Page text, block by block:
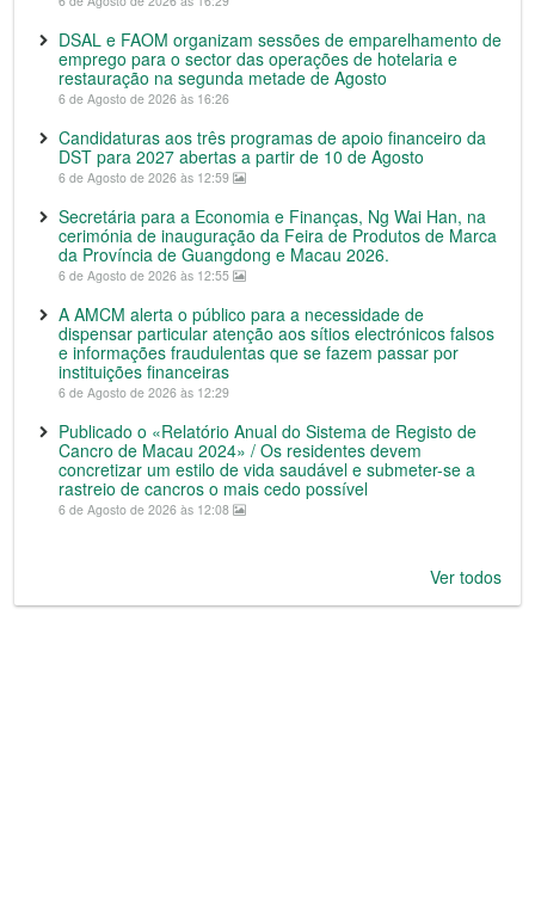
DSAL e FAOM organizam sessões de emparelhamento de
emprego para o sector das operações de hotelaria e
restauração na segunda metade de Agosto
6 de Agosto de 2026 às 16:26
Candidaturas aos três programas de apoio financeiro da
DST para 2027 abertas a partir de 10 de Agosto
6 de Agosto de 2026 às 12:59
Secretária para a Economia e Finanças, Ng Wai Han, na
cerimónia de inauguração da Feira de Produtos de Marca
da Província de Guangdong e Macau 2026.
6 de Agosto de 2026 às 12:55
A AMCM alerta o público para a necessidade de
dispensar particular atenção aos sítios electrónicos falsos
e informações fraudulentas que se fazem passar por
instituições financeiras
6 de Agosto de 2026 às 12:29
Publicado o «Relatório Anual do Sistema de Registo de
Cancro de Macau 2024» / Os residentes devem
concretizar um estilo de vida saudável e submeter-se a
rastreio de cancros o mais cedo possível
6 de Agosto de 2026 às 12:08
Ver todos